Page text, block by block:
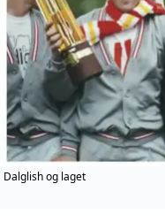
Dalglish og laget